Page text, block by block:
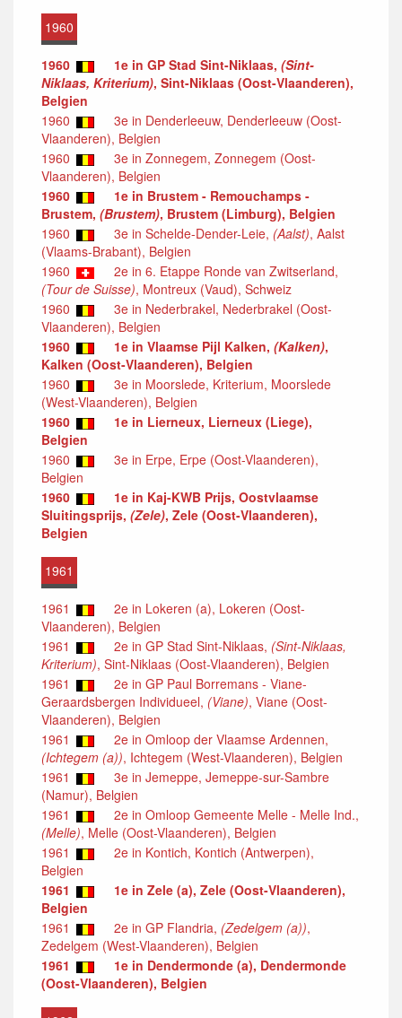
1960
1960 1e in GP Stad Sint-Niklaas, (Sint-
Niklaas, Kriterium), Sint-Niklaas (Oost-Vlaanderen),
Belgien
1960
3e in Denderleeuw, Denderleeuw (Oost-
Vlaanderen), Belgien
1960
3e in Zonnegem, Zonnegem (Oost-
Vlaanderen), Belgien
1960
1e in Brustem - Remouchamps -
Brustem, (Brustem), Brustem (Limburg), Belgien
1960
3e in Schelde-Dender-Leie, (Aalst), Aalst
(Vlaams-Brabant), Belgien
1960
2e in 6. Etappe Ronde van Zwitserland,
(Tour de Suisse), Montreux (Vaud), Schweiz
1960
3e in Nederbrakel, Nederbrakel (Oost-
Vlaanderen), Belgien
1960
1e in Vlaamse Pijl Kalken, (Kalken),
Kalken (Oost-Vlaanderen), Belgien
1960
3e in Moorslede, Kriterium, Moorslede
(West-Vlaanderen), Belgien
1960
1e in Lierneux, Lierneux (Liege),
Belgien
1960
3e in Erpe, Erpe (Oost-Vlaanderen),
Belgien
1960
1e in Kaj-KWB Prijs, Oostvlaamse
Sluitingsprijs, (Zele), Zele (Oost-Vlaanderen),
Belgien
1961
1961
2e in Lokeren (a), Lokeren (Oost-
Vlaanderen), Belgien
1961
2e in GP Stad Sint-Niklaas, (Sint-Niklaas,
Kriterium), Sint-Niklaas (Oost-Vlaanderen), Belgien
1961
2e in GP Paul Borremans - Viane-
Geraardsbergen Individueel, (Viane), Viane (Oost-
Vlaanderen), Belgien
1961
2e in Omloop der Vlaamse Ardennen,
(Ichtegem (a)), Ichtegem (West-Vlaanderen), Belgien
1961
3e in Jemeppe, Jemeppe-sur-Sambre
(Namur), Belgien
1961
2e in Omloop Gemeente Melle - Melle Ind.,
(Melle), Melle (Oost-Vlaanderen), Belgien
1961
2e in Kontich, Kontich (Antwerpen),
Belgien
1961
1e in Zele (a), Zele (Oost-Vlaanderen),
Belgien
1961
2e in GP Flandria, (Zedelgem (a)),
Zedelgem (West-Vlaanderen), Belgien
1961
1e in Dendermonde (a), Dendermonde
(Oost-Vlaanderen), Belgien